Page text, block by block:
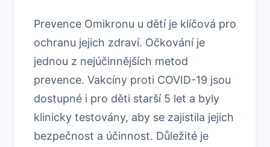
Prevence Omikronu u dětí je klíčová pro
ochranu jejich zdraví. Očkování je
jednou z nejúčinnějších metod
prevence. Vakcíny proti COVID-19 jsou
dostupné i pro děti starší 5 let a byly
klinicky testovány, aby se zajistila jejich
bezpečnost a účinnost. Důležité je